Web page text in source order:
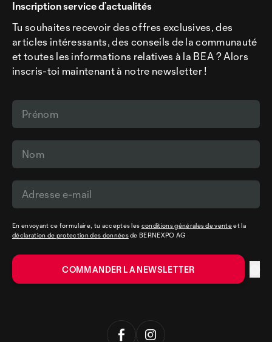
Inscription service d’actualités
Tu souhaites recevoir des offres exclusives, des
articles intéressants, des conseils de la communauté
et toutes les informations relatives à la BEA ? Alors
inscris-toi maintenant à notre newsletter !
En envoyant ce formulaire, tu acceptes les conditions générales de venteet la
déclaration de protection des donnéesde BERNEXPO AG